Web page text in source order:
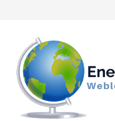
inhoud